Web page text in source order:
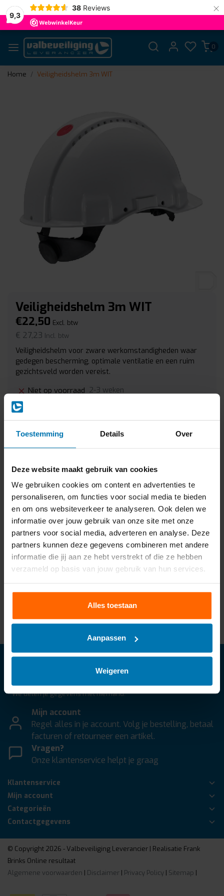
Toestemming Details Over
Deze website maakt gebruik van cookies
We gebruiken cookies om content en advertenties te
personaliseren, om functies voor social media te bieden
en om ons websiteverkeer te analyseren. Ook delen we
informatie over jouw gebruik van onze site met onze
partners voor social media, adverteren en analyse. Deze
partners kunnen deze gegevens combineren met andere
informatie die jij aan ze hebt verstrekt of die ze hebben
verzameld op basis van jouw gebruik van hun services.
Alles toestaan
Aanpassen
Weigeren
9,3
38 Reviews ×
0
Home Veiligheidshelm 3m WIT
Veiligheidshelm 3m WIT
€22,50 Excl. btw
€ 27,23 Incl. btw
Veiligheidshelm voor zware werkomstandigheden waar
gedegen bescherming, optimale ventilatie en een ruim
gezichtsveld worden vereist.
Niet op voorraad 2-3 weken
Aantal
Aan verlanglijst toevoegen
Voor15:00uur besteld, morgen in huis
Gratisverzending
2 jaar garantie op je product
Gratis binnen 30 dagen te retourneren
Meer informatie?Neem contact op over dit product
Productomschrijving
Abonneer je op onze nieuwsbrief
* We delen je gegevens met niemand.
Mijn account
Regel alles in je account. Volg je bestelling, betaal
facturen of retourneer een artikel.
Vragen?
Onze klantenservice helpt je graag
Klantenservice
Mijn account
Categorieën
Contactgegevens
© Copyright 2026 - Valbeveiliging Leverancier | Realisatie Frank
Brinks Online resultaat
Algemene voorwaarden | Disclaimer | Privacy Policy | Sitemap |